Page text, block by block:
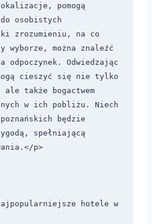
pomogą
osobistych
zrozumieniu, na co
wyborze, można znaleźć
odpoczynek. Odwiedzając
cieszyć się nie tylko
także bogactwem
w ich pobliżu. Niech
będzie
spełniającą
p>
hotele w